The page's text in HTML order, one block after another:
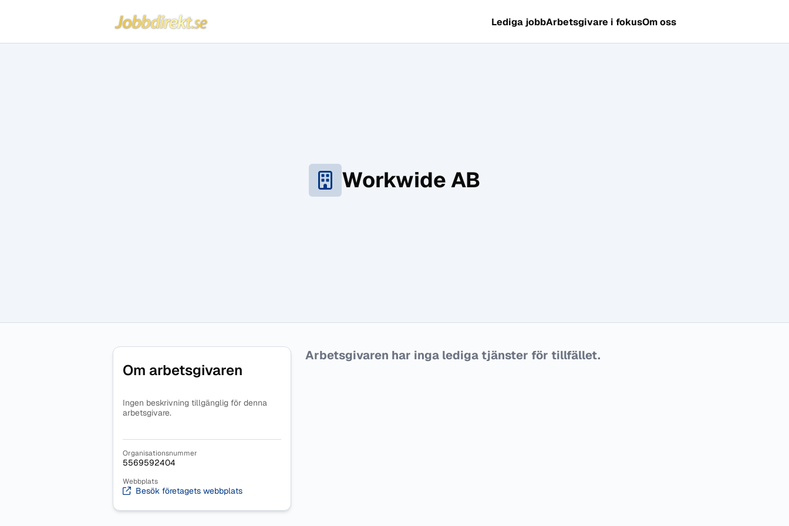
Hoppa till innehåll
Jobbdirekt Lediga jobbArbetsgivare i fokusOm oss
Workwide AB
Om arbetsgivaren
Ingen beskrivning tillgänglig för denna
arbetsgivare.
Organisationsnummer
5569592404
Webbplats
Besök företagets webbplats
Arbetsgivaren har inga lediga tjänster för tillfället.